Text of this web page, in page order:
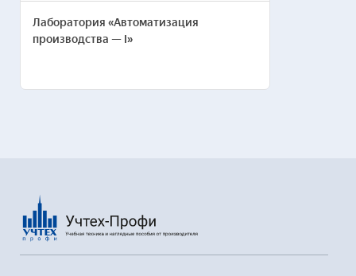
Лаборатория «Автоматизация
производства — I»